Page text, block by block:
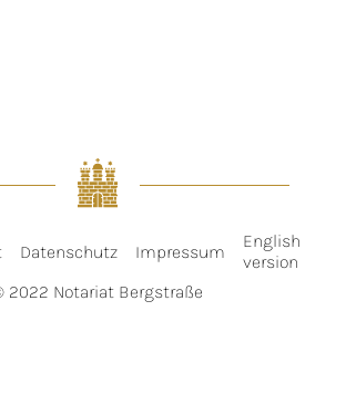
Datenschutz Impressum
English
version
2022 Notariat Bergstraße